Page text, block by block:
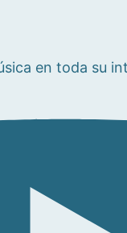
en toda su